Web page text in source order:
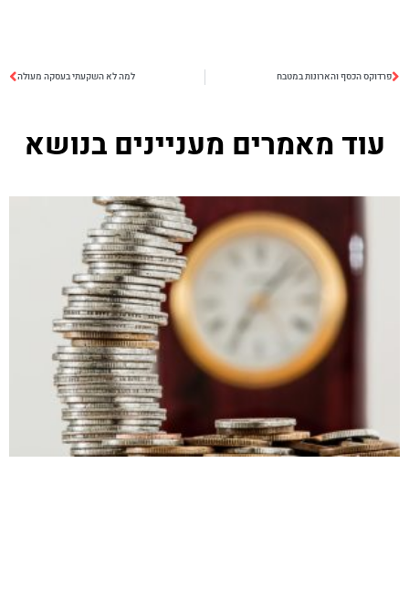
פרדוקס הכסף והארונות במטבח למה לא השקעתי בעסקה מעולה
עוד מאמרים מעניינים בנושא